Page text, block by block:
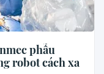
phẫu
robot cách xa